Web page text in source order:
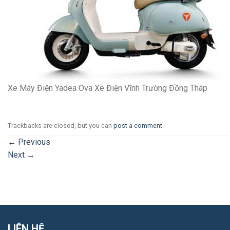
Xe Máy Điện Yadea Ova Xe Điện Vĩnh Trường Đồng Tháp
Trackbacks are closed, but you can post a comment.
← Previous
Next →